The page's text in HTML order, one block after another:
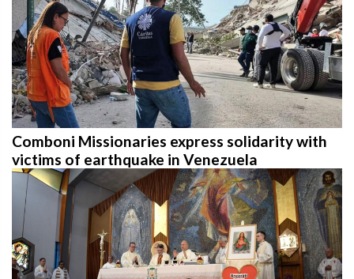
Comboni Missionaries express solidarity with
victims of earthquake in Venezuela